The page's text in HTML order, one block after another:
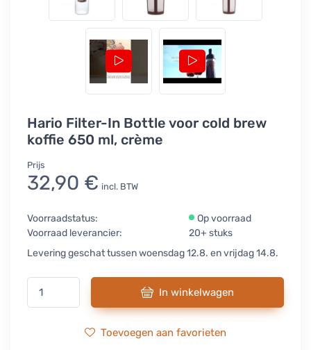
Hario Filter-In Bottle voor cold brew
koffie 650 ml, crème
Prijs
32,90 € incl. BTW
Voorraadstatus:
Op voorraad
Voorraad leverancier:
20+ stuks
Levering geschat tussen woensdag 12.8. en vrijdag 14.8.
In winkelwagen
Toevoegen aan favorieten